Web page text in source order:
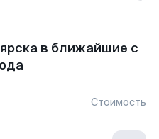
в ближайшие с
Стоимость